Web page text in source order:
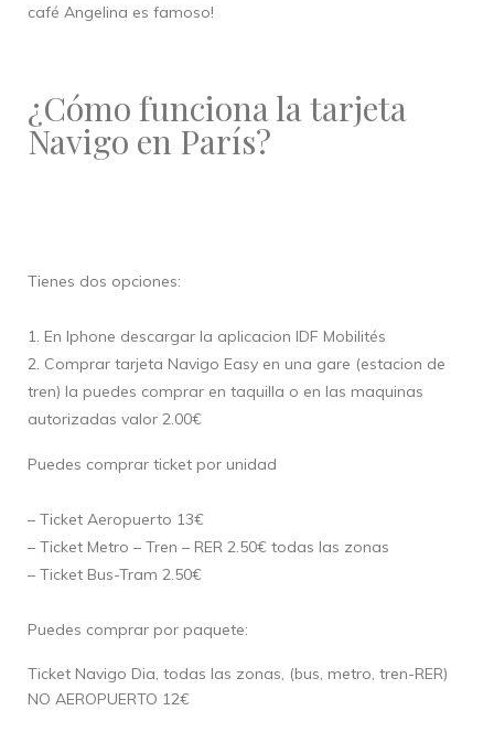
café Angelina es famoso!
¿Cómo funciona la tarjeta
Navigo en París?
Tienes dos opciones:
1. En Iphone descargar la aplicacion IDF Mobilités
2. Comprar tarjeta Navigo Easy en una gare (estacion de
tren) la puedes comprar en taquilla o en las maquinas
autorizadas valor 2.00€
Puedes comprar ticket por unidad
– Ticket Aeropuerto 13€
– Ticket Metro – Tren – RER 2.50€ todas las zonas
– Ticket Bus-Tram 2.50€
Puedes comprar por paquete:
Ticket Navigo Dia, todas las zonas, (bus, metro, tren-RER)
NO AEROPUERTO 12€